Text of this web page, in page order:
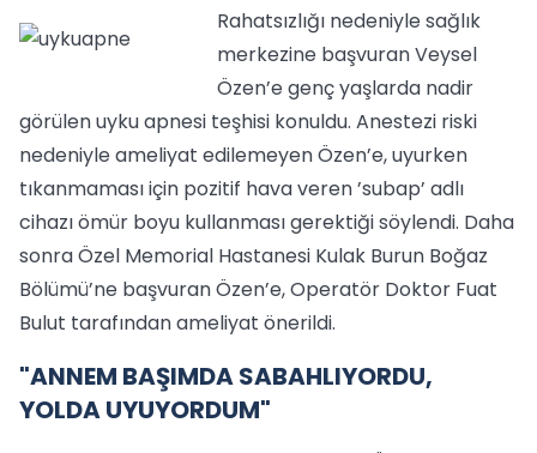
Rahatsızlığı nedeniyle sağlık
merkezine başvuran Veysel
Özen’e genç yaşlarda nadir
görülen uyku apnesi teşhisi konuldu. Anestezi riski
nedeniyle ameliyat edilemeyen Özen’e, uyurken
tıkanmaması için pozitif hava veren ’subap’ adlı
cihazı ömür boyu kullanması gerektiği söylendi. Daha
sonra Özel Memorial Hastanesi Kulak Burun Boğaz
Bölümü’ne başvuran Özen’e, Operatör Doktor Fuat
Bulut tarafından ameliyat önerildi.
"ANNEM BAŞIMDA SABAHLIYORDU,
YOLDA UYUYORDUM"